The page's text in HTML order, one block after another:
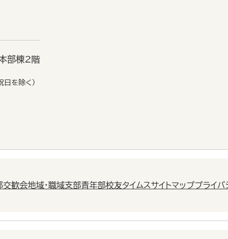
部棟2階
を除く）
交歓会地域・職域支部青年部校友タイムスサイトマッププライバ